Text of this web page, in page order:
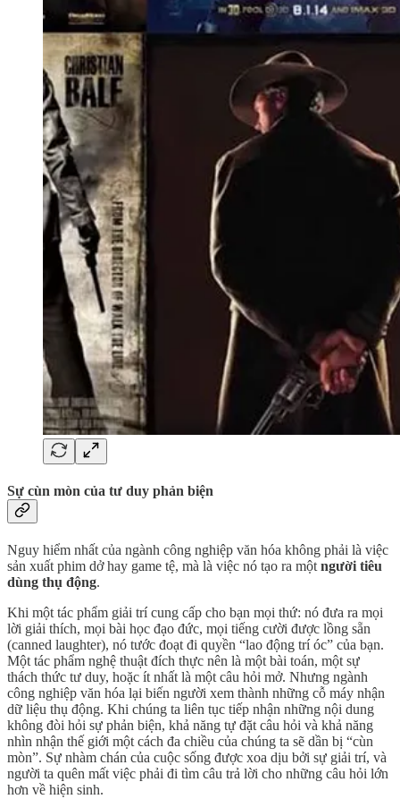
Sự cùn mòn của tư duy phản biện
Nguy hiểm nhất của ngành công nghiệp văn hóa không phải là việc
sản xuất phim dở hay game tệ, mà là việc nó tạo ra một người tiêu
dùng thụ động.
Khi một tác phẩm giải trí cung cấp cho bạn mọi thứ: nó đưa ra mọi
lời giải thích, mọi bài học đạo đức, mọi tiếng cười được lồng sẵn
(canned laughter), nó tước đoạt đi quyền “lao động trí óc” của bạn.
Một tác phẩm nghệ thuật đích thực nên là một bài toán, một sự
thách thức tư duy, hoặc ít nhất là một câu hỏi mở. Nhưng ngành
công nghiệp văn hóa lại biến người xem thành những cỗ máy nhận
dữ liệu thụ động. Khi chúng ta liên tục tiếp nhận những nội dung
không đòi hỏi sự phản biện, khả năng tự đặt câu hỏi và khả năng
nhìn nhận thế giới một cách đa chiều của chúng ta sẽ dần bị “cùn
mòn”. Sự nhàm chán của cuộc sống được xoa dịu bởi sự giải trí, và
người ta quên mất việc phải đi tìm câu trả lời cho những câu hỏi lớn
hơn về hiện sinh.